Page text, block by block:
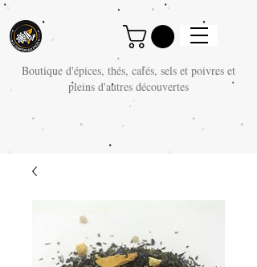
Boutique d'épices, thés, cafés, sels et poivres et
pleins d'autres découvertes